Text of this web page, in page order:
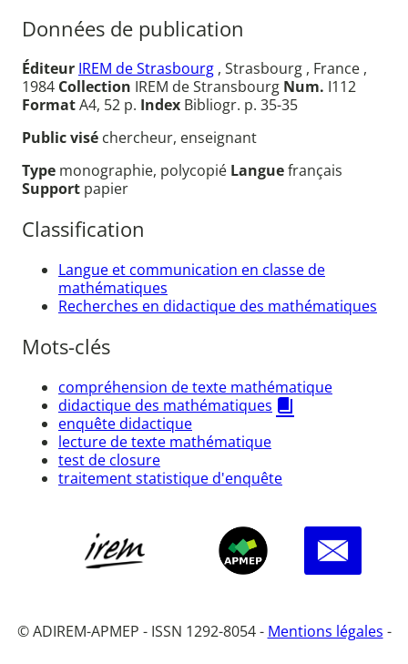
Données de publication
Éditeur IREM de Strasbourg , Strasbourg , France ,
1984 Collection IREM de Stransbourg Num. I112
FormatA4, 52 p. Index Bibliogr. p. 35-35
Public visé chercheur, enseignant
Type monographie, polycopié Languefrançais
Support papier
Classification
Langue et communication en classe de
mathématiques
Recherches en didactique des mathématiques
Mots-clés
compréhension de texte mathématique
didactique des mathématiques
enquête didactique
lecture de texte mathématique
test de closure
traitement statistique d'enquête
© ADIREM-APMEP - ISSN 1292-8054 - Mentions légales -